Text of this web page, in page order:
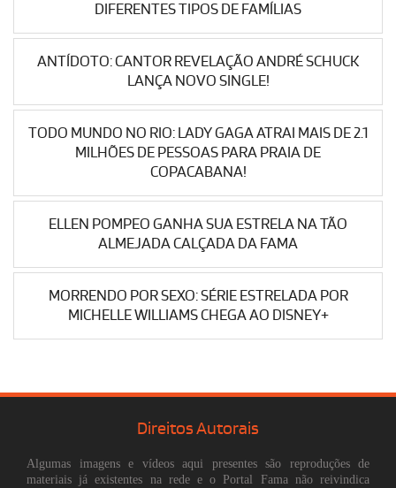
DIFERENTES TIPOS DE FAMÍLIAS
ANTÍDOTO: CANTOR REVELAÇÃO ANDRÉ SCHUCK
LANÇA NOVO SINGLE!
TODO MUNDO NO RIO: LADY GAGA ATRAI MAIS DE 2.1
MILHÕES DE PESSOAS PARA PRAIA DE
COPACABANA!
ELLEN POMPEO GANHA SUA ESTRELA NA TÃO
ALMEJADA CALÇADA DA FAMA
MORRENDO POR SEXO: SÉRIE ESTRELADA POR
MICHELLE WILLIAMS CHEGA AO DISNEY+
Direitos Autorais
Algumas imagens e vídeos aqui presentes são reproduções de
materiais já existentes na rede e o Portal Fama não reivindica